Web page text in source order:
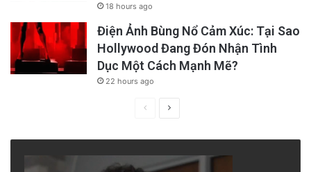
18 hours ago
Điện Ảnh Bùng Nổ Cảm Xúc: Tại Sao
Hollywood Đang Đón Nhận Tình
Dục Một Cách Mạnh Mẽ?
22 hours ago
PreviousNext